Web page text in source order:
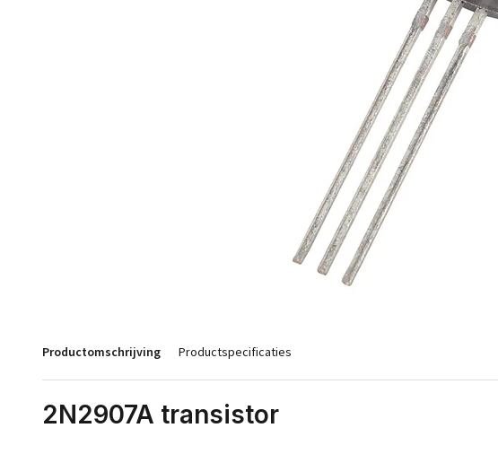
Productomschrijving Productspecificaties
2N2907A transistor